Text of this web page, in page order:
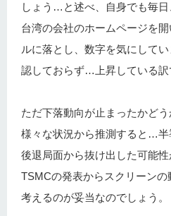
しょう…と述べ、自身でも毎
台湾の会社のホームページを
ルに落とし、数字を気にして
認しておらず…上昇している訳
ただ下落動向が止まったかど
様々な状況から推測すると…
後退局面から抜け出した可能
TSMCの発表からスクリーン
考えるのが妥当なのでしょう。